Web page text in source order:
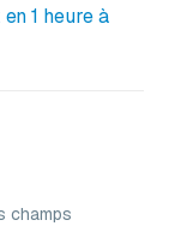
1 heure à
champs